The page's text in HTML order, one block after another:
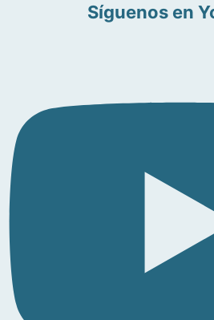
Síguenos en